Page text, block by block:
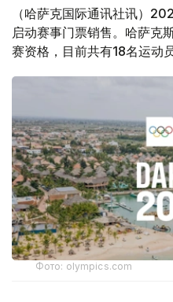
（哈萨克国际通讯社讯）
启动赛事门票销售。哈萨克
赛资格，目前共有18名运动
Фото: olympics.com